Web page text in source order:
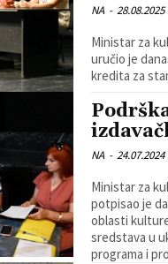
NA - 28.08.2025
Ministar za
uručio je
kredita za
NA - 24.07.2024
Ministar za
potpisao je
oblasti
sredstava u
programa i